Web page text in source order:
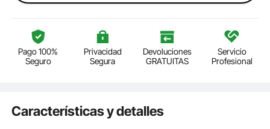
Pago 100%
Seguro
Privacidad
Segura
Devoluciones
GRATUITAS
Servicio
Profesional
Características y detalles